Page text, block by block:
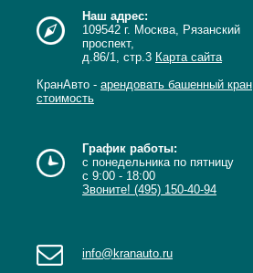
Наш адрес:
109542 г. Москва, Рязанский
проспект,
д.86/1, стр.3 Карта сайта
КранАвто - арендовать башенный кран
стоимость
График работы:
с понедельника по пятницу
с 9:00 - 18:00
Звоните! (495) 150-40-94
info@kranauto.ru